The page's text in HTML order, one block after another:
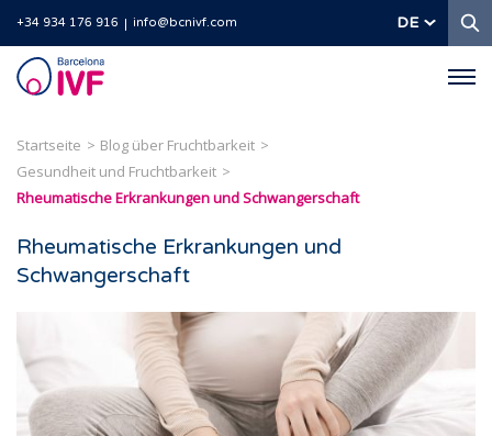
+34 934 176 916 info@bcnivf.com DE
Barcelona
IVF
Startseite
Blog über Fruchtbarkeit
Gesundheit und Fruchtbarkeit
Rheumatische Erkrankungen und Schwangerschaft
Rheumatische Erkrankungen und
Schwangerschaft